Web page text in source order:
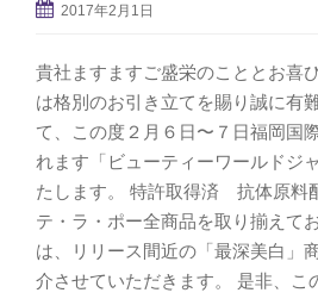
2017年2月1日
貴社ますますご盛栄のこととお喜
は格別のお引き立てを賜り誠に有
て、この度２月６日〜７日福岡国
れます「ビューティーワールドジ
たします。 特許取得済 抗体原料
テ・ラ・ポー全商品を取り揃えて
は、リリース間近の「最深美白」
介させていただきます。 是非、こ